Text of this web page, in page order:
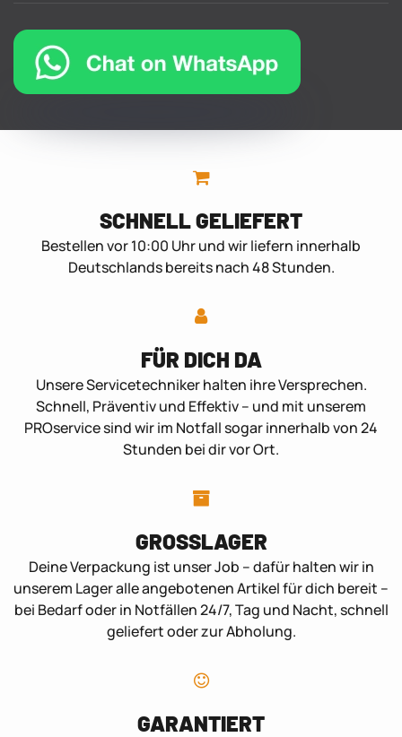
SCHNELL GELIEFERT
Bestellen vor 10:00 Uhr und wir liefern innerhalb
Deutschlands bereits nach 48 Stunden.
FÜR DICH DA
Unsere Servicetechniker halten ihre Versprechen.
Schnell, Präventiv und Effektiv – und mit unserem
PROservice sind wir im Notfall sogar innerhalb von 24
Stunden bei dir vor Ort.
GROSSLAGER
Deine Verpackung ist unser Job – dafür halten wir in
unserem Lager alle angebotenen Artikel für dich bereit –
bei Bedarf oder in Notfällen 24/7, Tag und Nacht, schnell
geliefert oder zur Abholung.
GARANTIERT